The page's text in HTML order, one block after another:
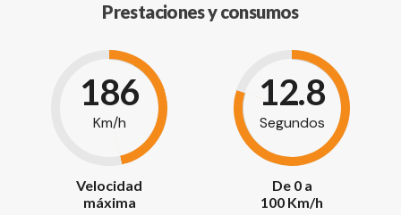
Prestaciones y consumos
186
Km/h
Velocidad
máxima
12.8
Segundos
De 0 a
100 Km/h